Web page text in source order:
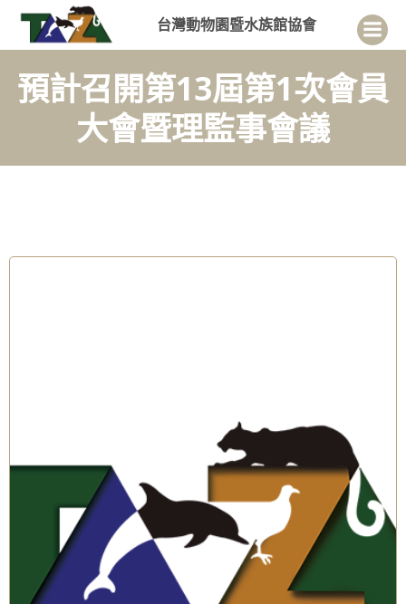
to
content
台灣動物園暨水族館協會
預計召開第13屆第1次會員
大會暨理監事會議